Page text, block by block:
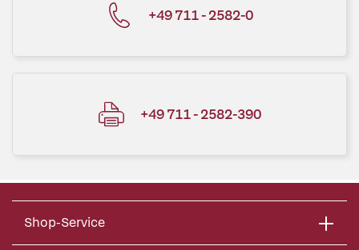
+49 711 - 2582-0
+49 711 - 2582-390
Shop-Service